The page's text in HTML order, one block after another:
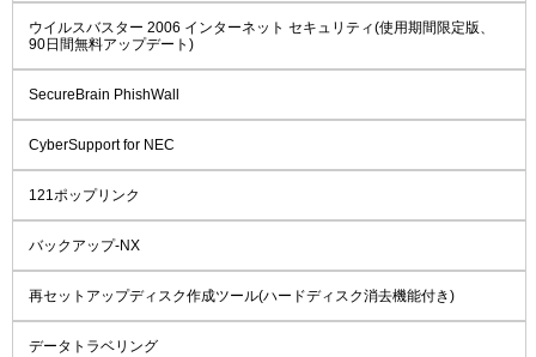
ウイルスバスター 2006 インターネット セキュリティ(使用期間限定版、
90日間無料アップデート)
SecureBrain PhishWall
CyberSupport for NEC
121ポップリンク
バックアップ-NX
再セットアップディスク作成ツール(ハードディスク消去機能付き)
データトラベリング